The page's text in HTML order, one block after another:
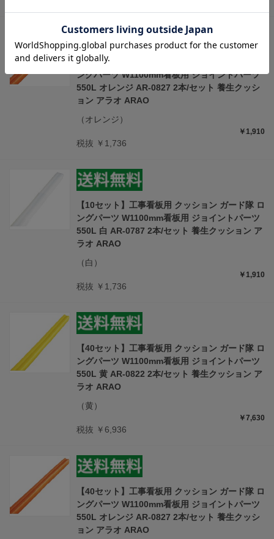
【10セット】工事看板用 クッション ガード隊 ロ
ングパーツ W1100mm看板用 ジョイントパーツ
550L オレンジ AR-0827 2本/セット 養生クッシ
ョン アラオ ARAO
（オレンジ）
￥1,910
税抜 ￥1,736
【10セット】工事看板用 クッション ガード隊 ロ
ングパーツ W1100mm看板用 ジョイントパーツ
550L 白 AR-0787 2本/セット 養生クッション ア
ラオ ARAO
（白）
￥1,910
税抜 ￥1,736
【40セット】工事看板用 クッション ガード隊 ロ
ングパーツ W1100mm看板用 ジョイントパーツ
550L 黄 AR-0822 2本/セット 養生クッション ア
ラオ ARAO
（黄）
￥7,630
税抜 ￥6,936
【40セット】工事看板用 クッション ガード隊 ロ
ングパーツ W1100mm看板用 ジョイントパーツ
550L オレンジ AR-0827 2本/セット 養生クッシ
ョン アラオ ARAO